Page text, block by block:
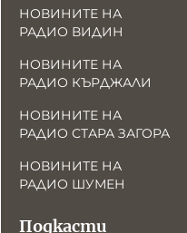
НОВИНИТЕ НА
РАДИО ВИДИН
НОВИНИТЕ НА
РАДИО КЪРДЖАЛИ
НОВИНИТЕ НА
РАДИО СТАРА ЗАГОРА
НОВИНИТЕ НА
РАДИО ШУМЕН
Подкасти